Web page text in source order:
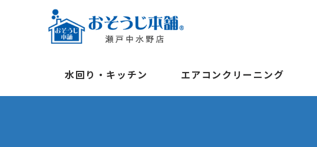
水回り・キッチン エアコンクリーニング